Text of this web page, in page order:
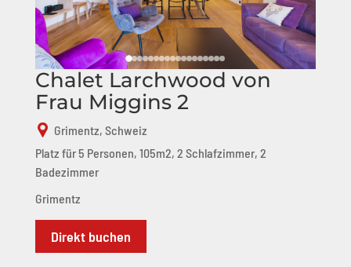
Chalet Larchwood von
Frau Miggins 2
Grimentz, Schweiz
Platz für 5 Personen, 105m2, 2 Schlafzimmer, 2
Badezimmer
Grimentz
Direkt buchen